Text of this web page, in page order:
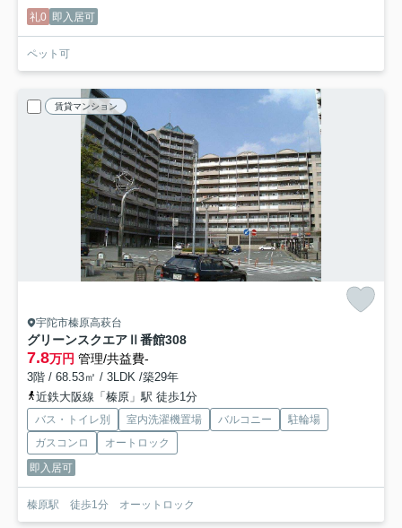
礼0 即入居可
ペット可
賃貸マンション
宇陀市榛原高萩台
グリーンスクエアⅡ番館308
7.8万円 管理/共益費-
3階 / 68.53㎡ / 3LDK /築29年
近鉄大阪線「榛原」駅 徒歩1分
バス・トイレ別 室内洗濯機置場 バルコニー
駐輪場
ガスコンロ
オートロック
即入居可
榛原駅 徒歩1分 オーットロック